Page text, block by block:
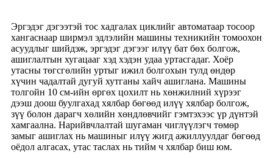
Эргэдэг дэгээтэй тос хадгалах циклийг автоматаар тосоор
хангаснаар ширмэл эдлэлийн машины техникийн томоохон
асуудлыг шийдэж, эргэдэг дэгээг илүү бат бөх болгож,
ашиглалтын хугацааг хэд хэдэн удаа уртасгадаг. Хоёр
утасны төгсгөлийн уртыг ижил болгохын тулд өндөр
хүчин чадалтай дугуй хутганы хайч ашиглана. Машины
толгойн 10 см-ийн өргөх цохилт нь хөнжилний хүрээг
дээш доош буулгахад хялбар бөгөөд илүү хялбар болгож,
зүү болон дарагч хөлийн хөндлөвчийг гэмтэхээс үр дүнтэй
хамгаална. Нарийвчлалтай шугаман чиглүүлэгч төмөр
замыг ашиглах нь машиныг илүү жигд ажиллуулдаг бөгөөд
оёдол алгасах, утас таслах нь тийм ч хялбар биш юм.